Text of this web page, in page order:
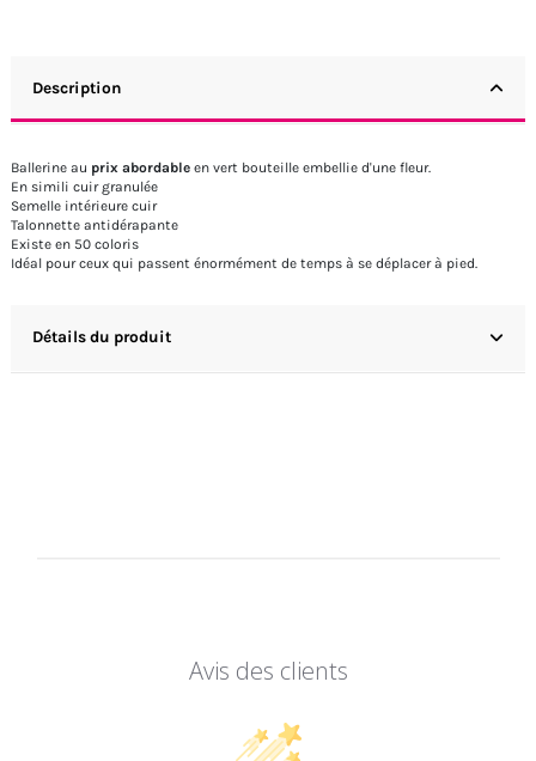
Description
Ballerine au prix abordable en vert bouteille embellie d'une fleur.
En simili cuir granulée
Semelle intérieure cuir
Talonnette antidérapante
Existe en 50 coloris
Idéal pour ceux qui passent énormément de temps à se déplacer à pied.
Détails du produit
Avis des clients